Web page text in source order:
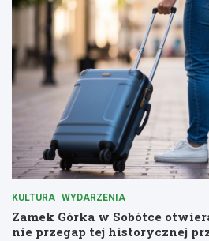
KULTURA WYDARZENIA
Zamek Górka w Sobótce
nie przegap tej historycznej